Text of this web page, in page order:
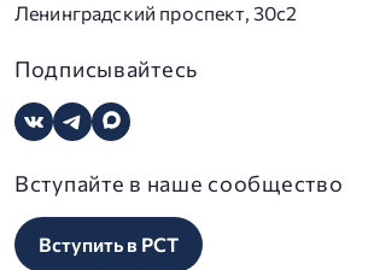
Ленинградский проспект, 30с2
Подписывайтесь
Вступайте в наше сообщество
Вступить в РСТ